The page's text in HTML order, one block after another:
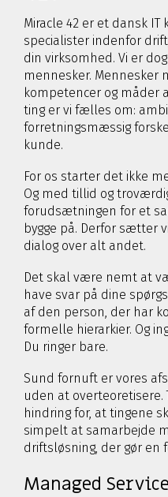
Miracle 42 er et dansk
specialister indenfor
din virksomhed. Vi er
mennesker. Mennesker
kompetencer og måder
ting er vi fælles om:
forretningsmæssig
kunde.
For os starter det ikke
Og med tillid og
forudsætningen for et
bygge på. Derfor sætter
dialog over alt andet.
Det skal være nemt at
have svar på dine
af den person, der har
formelle hierarkier. Og
Du ringer bare.
Sund fornuft er vores
uden at overteoretisere.
hindring for, at tingene
simpelt at samarbejde
driftsløsning, der gør en
Managed